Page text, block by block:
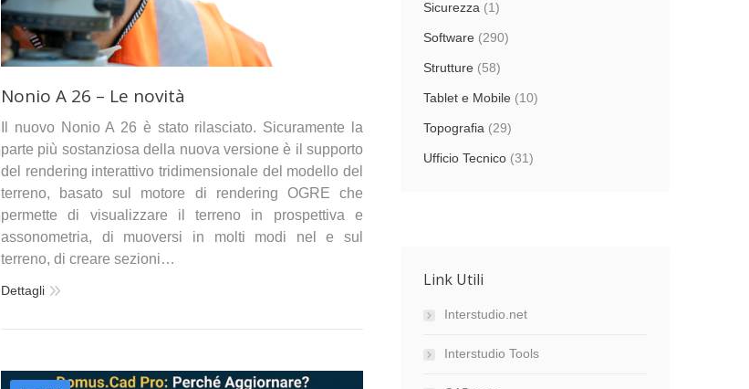
Nonio A 26 – Le novità
Il nuovo Nonio A 26 è stato rilasciato. Sicuramente la
parte più sostanziosa della nuova versione è il supporto
del rendering interattivo tridimensionale del modello del
terreno, basato sul motore di rendering OGRE che
permette di visualizzare il terreno in prospettiva e
assonometria, di muoversi in molti modi nel e sul
terreno, di creare sezioni…
Dettagli
Sicurezza (1)
Software (290)
Strutture (58)
Tablet e Mobile (10)
Topografia (29)
Ufficio Tecnico (31)
Link Utili
Interstudio.net
Interstudio Tools